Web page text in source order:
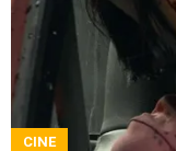
CINE